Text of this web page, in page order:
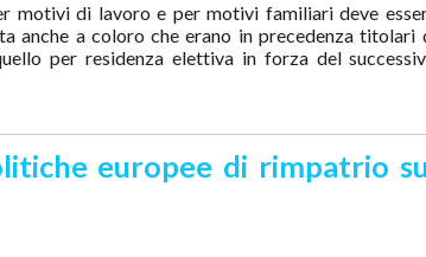
motivi di lavoro e per motivi familiari deve
anche a coloro che erano in precedenza titolari
per residenza elettiva in forza del
europee di rimpatrio